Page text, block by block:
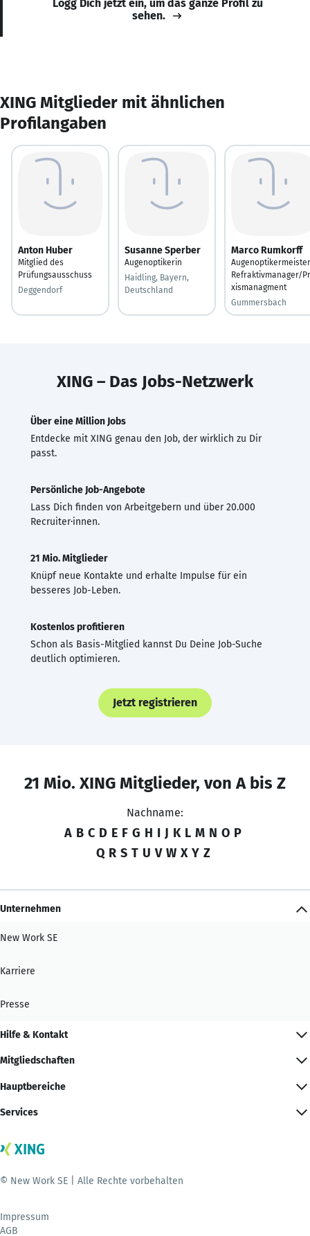
Logg Dich jetzt ein, um das ganze Profil zu
sehen.
XING Mitglieder mit ähnlichen
Profilangaben
Anton Huber
Mitglied des
Prüfungsausschuss
Deggendorf
Susanne Sperber
Augenoptikerin
Haidling, Bayern,
Deutschland
Marco Rumkorff
Refraktivmanager/
xismanagment
Gummersbach
XING – Das Jobs-Netzwerk
Über eine Million Jobs
Entdecke mit XING genau den Job, der wirklich zu Dir
passt.
Persönliche Job-Angebote
Lass Dich finden von Arbeitgebern und über 20.000
Recruiter·innen.
21 Mio. Mitglieder
Knüpf neue Kontakte und erhalte Impulse für ein
besseres Job-Leben.
Kostenlos profitieren
Schon als Basis-Mitglied kannst Du Deine Job-Suche
deutlich optimieren.
Jetzt registrieren
21 Mio. XING Mitglieder, von A bis Z
Nachname:
A B C D E F G H I J K L M N O P
Q R S T U V W X Y Z
Unternehmen
New Work SE
Karriere
Presse
Hilfe & Kontakt
Mitgliedschaften
Hauptbereiche
Services
© New Work SE | Alle Rechte vorbehalten
Impressum
AGB